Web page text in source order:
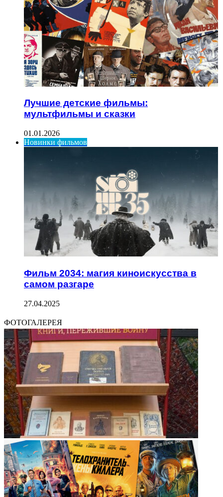
Лучшие детские фильмы:
мультфильмы и сказки
01.01.2026
Новинки фильмов
Фильм 2034: магия киноискусства в
самом разгаре
27.04.2025
ФОТОГАЛЕРЕЯ